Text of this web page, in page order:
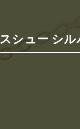
シュー シ